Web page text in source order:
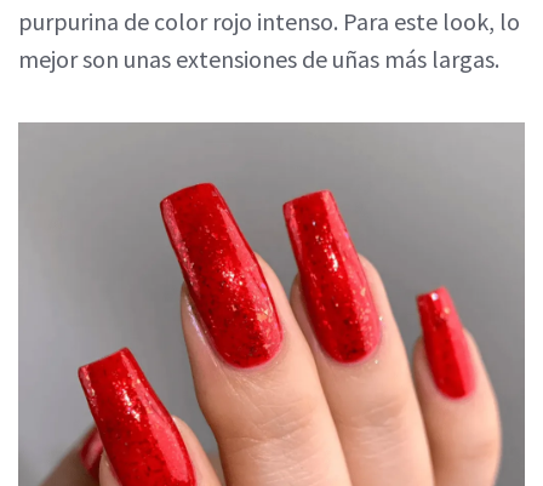
purpurina de color rojo intenso. Para este look, lo
mejor son unas extensiones de uñas más largas.